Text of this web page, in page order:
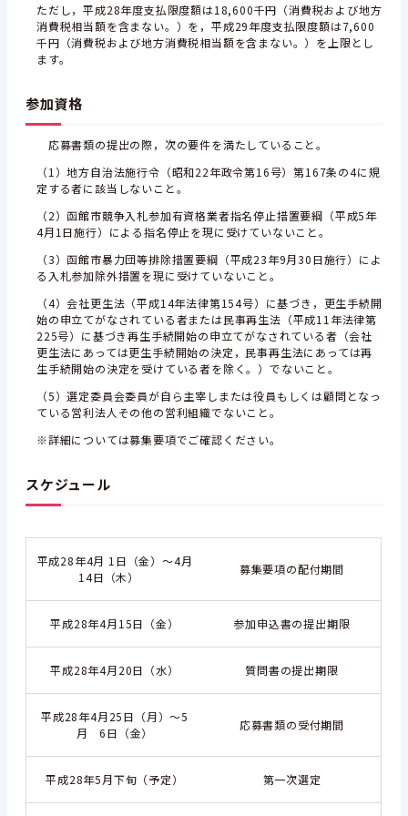
ただし，平成28年度支払限度額は18,600千円（消費税および地方
消費税相当額を含まない。）を，平成29年度支払限度額は7,600
千円（消費税および地方消費税相当額を含まない。）を上限とし
ます。
参加資格
応募書類の提出の際，次の要件を満たしていること。
（1）地方自治法施行令（昭和22年政令第16号）第167条の4に規
定する者に該当しないこと。
（2）函館市競争入札参加有資格業者指名停止措置要綱（平成5年
4月1日施行）による指名停止を現に受けていないこと。
（3）函館市暴力団等排除措置要綱（平成23年9月30日施行）によ
る入札参加除外措置を現に受けていないこと。
（4）会社更生法（平成14年法律第154号）に基づき，更生手続開
始の申立てがなされている者または民事再生法（平成11年法律第
225号）に基づき再生手続開始の申立てがなされている者（会社
更生法にあっては更生手続開始の決定，民事再生法にあっては再
生手続開始の決定を受けている者を除く。）でないこと。
（5）選定委員会委員が自ら主宰しまたは役員もしくは顧問となっ
ている営利法人その他の営利組織でないこと。
※詳細については募集要項でご確認ください。
スケジュール
平成28年4月 1日（金）～4月
14日（木）
募集要項の配付期間
平成28年4月15日（金） 参加申込書の提出期限
平成28年4月20日（水） 質問書の提出期限
平成28年4月25日（月）～5
月 6日（金）
応募書類の受付期間
平成28年5月下旬（予定） 第一次選定